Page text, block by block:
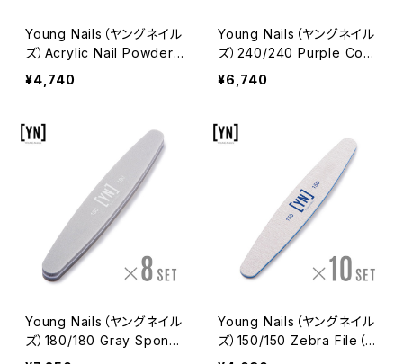
Young Nails（ヤングネイル
ズ）Acrylic Nail Powder
（アクリルネイルパウダー）4
¥4,740
Young Nails（ヤングネイル
ズ）240/240 Purple Com
bo File（240/240 パープ
ルコンボファイル）10本セッ
¥6,740
Young Nails（ヤングネイル
ズ）180/180 Gray Spong
e（180/180 グレースポン
Young Nails（ヤングネイル
ズ）150/150 Zebra File（1
50/150 ゼブラファイル）10